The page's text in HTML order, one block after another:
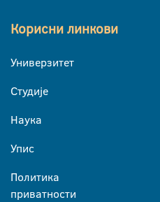
Корисни линкови
Универзитет
Студије
Наука
Упис
Политика
приватности